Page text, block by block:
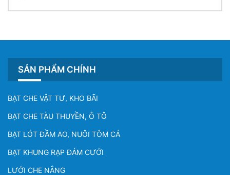
SẢN PHẨM CHÍNH
BẠT CHE VẬT TƯ, KHO BÃI
BẠT CHE TÀU THUYỀN, Ô TÔ
BẠT LÓT ĐẦM AO, NUÔI TÔM CÁ
BẠT KHUNG RẠP ĐÁM CƯỚI
LƯỚI CHE NẮNG